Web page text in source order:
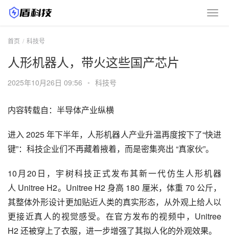
首页 科技号
人形机器人，带火这些国产芯片
2025年10月26日 09:56 • 科技号
内容转载自：半导体产业纵横
进入 2025 年下半年，人形机器人产业升温再度按下了“快进
键”：科技企业们不再藏着掖着，而是密集亮出 “真家伙”。
10月20日，宇树科技正式发布其新一代仿生人形机器
人 Unitree H2。Unitree H2 身高 180 厘米，体重 70 公斤，
其整体外形设计更加贴近人类的真实形态，从外观上给人以
更接近真人的视觉感受。在官方发布的视频中，Unitree
H2 还被穿上了衣服，进一步增强了其拟人化的外观效果。